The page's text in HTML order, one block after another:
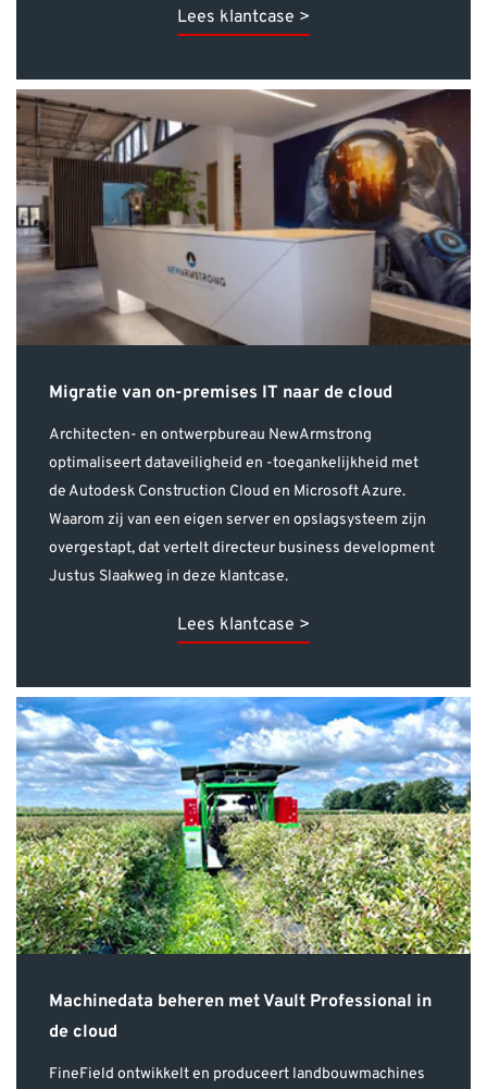
Migratie van on-premises IT naar de cloud
optimaliseert dataveiligheid en -toegankelijkheid met
Waarom zij van een eigen server en opslagsysteem zijn
overgestapt, dat vertelt directeur business development
Lees klantcase >
Machinedata beheren met Vault Professional in
de cloud
FineField ontwikkelt en produceert landbouwmachines
voor het oogsten van blauwe bessen, die wereldwijd